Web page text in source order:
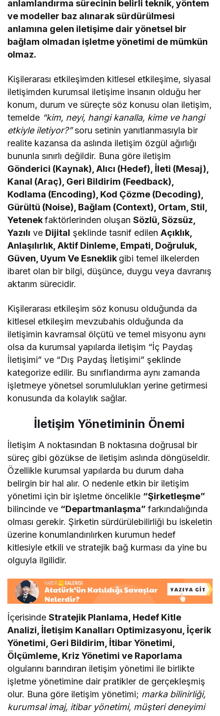
anlamlandırma sürecinin belirli teknik, yöntem
ve modeller baz alınarak sürdürülmesi
anlamına gelen iletişime dair yönetsel bir
bağlam olmadan işletme yönetimi de mümkün
olmaz.
Kişilerarası etkileşimden kitlesel etkileşime, siyasal
iletişimden kurumsal iletişime insanın olduğu her
konum, durum ve süreçte söz konusu olan iletişim,
temelde “kim, neyi, hangi kanalla, kime ve hangi
etkiyle iletiyor?”soru setinin yanıtlanmasıyla bir
realite kazansa da aslında iletişim özgül ağırlığı
bununla sınırlı değildir. Buna göre iletişim
Gönderici (Kaynak), Alıcı (Hedef), İleti (Mesaj),
Kanal (Araç), Geri Bildirim (Feedback),
Kodlama (Encoding), Kod Çözme (Decoding),
Gürültü (Noise), Bağlam (Context), Ortam, Stil,
Yetenekfaktörlerinden oluşanSözlü, Sözsüz,
Yazılı ve Dijital şeklinde tasnif edilenAçıklık,
Anlaşılırlık, Aktif Dinleme, Empati, Doğruluk,
Güven, Uyum Ve Esneklik gibi temel ilkelerden
ibaret olan bir bilgi, düşünce, duygu veya davranış
aktarım sürecidir.
Kişilerarası etkileşim söz konusu olduğunda da
kitlesel etkileşim mevzubahis olduğunda da
iletişimin kavramsal ölçütü ve temel misyonu aynı
olsa da kurumsal yapılarda iletişim “İç Paydaş
İletişimi” ve “Dış Paydaş İletişimi” şeklinde
kategorize edilir. Bu sınıflandırma aynı zamanda
işletmeye yönetsel sorumlulukları yerine getirmesi
konusunda da kolaylık sağlar.
İletişim Yönetiminin Önemi
İletişim A noktasından B noktasına doğrusal bir
süreç gibi gözükse de iletişim aslında döngüseldir.
Özellikle kurumsal yapılarda bu durum daha
belirgin bir hal alır. O nedenle etkin bir iletişim
yönetimi için bir işletme öncelikle “Şirketleşme”
bilincinde ve “Departmanlaşma”farkındalığında
olması gerekir. Şirketin sürdürülebilirliği bu iskeletin
üzerine konumlandırılırken kurumun hedef
kitlesiyle etkili ve stratejik bağ kurması da yine bu
olguyla ilgilidir.
İçerisindeStratejik Planlama, Hedef Kitle
Analizi, İletişim Kanalları Optimizasyonu, İçerik
Yönetimi, Geri Bildirim, İtibar Yönetimi,
Ölçümleme, Kriz Yönetimi ve Raporlama
olgularını barındıran iletişim yönetimi ile birlikte
işletme yönetimine dair pratikler de gerçekleşmiş
olur. Buna göre iletişim yönetimi; marka bilinirliği,
kurumsal imaj, itibar yönetimi, müşteri deneyimi